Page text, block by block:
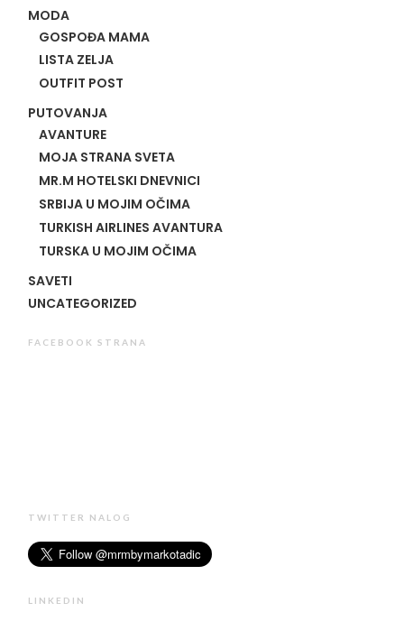
MODA
GOSPOĐA MAMA
LISTA ZELJA
OUTFIT POST
PUTOVANJA
AVANTURE
MOJA STRANA SVETA
MR.M HOTELSKI DNEVNICI
SRBIJA U MOJIM OČIMA
TURKISH AIRLINES AVANTURA
TURSKA U MOJIM OČIMA
SAVETI
UNCATEGORIZED
FACEBOOK STRANA
TWITTER NALOG
LINKEDIN